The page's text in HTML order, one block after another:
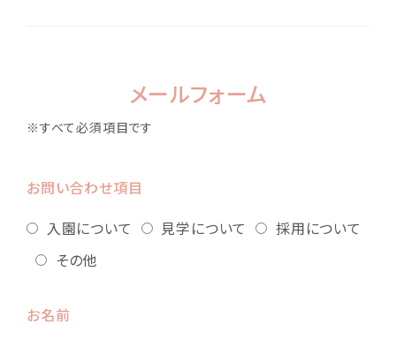
メールフォーム
※すべて必須項目です
お問い合わせ項目
入園について
見学について
採用について
その他
お名前